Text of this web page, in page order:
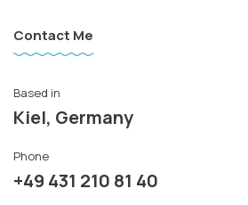
Contact Me
Based in
Kiel, Germany
Phone
+49 431 210 81 40